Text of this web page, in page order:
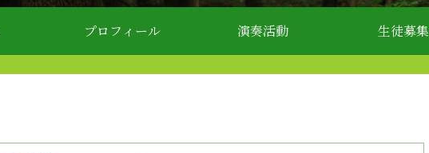
プロフィール 演奏活動 生徒募集